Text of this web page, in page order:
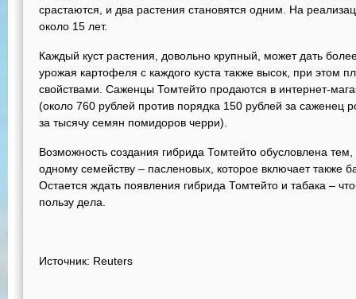
срастаются, и два растения становятся одним. На
около 15 лет.
Каждый куст растения, довольно крупный, может дать
урожая картофеля с каждого куста также высок, при этом
свойствами. Саженцы Томтейто продаются в интернет-
(около 760 рублей против порядка 150 рублей за саженец
за тысячу семян помидоров черри).
Возможность создания гибрида Томтейто обусловлена
одному семейству – пасленовых, которое включает также
Остается ждать появления гибрида Томтейто и табака –
пользу дела.
Источник: Reuters